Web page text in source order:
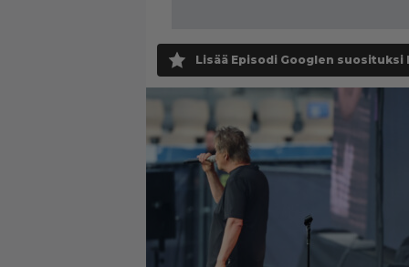
Lisää Episodi Googlen suosituksi